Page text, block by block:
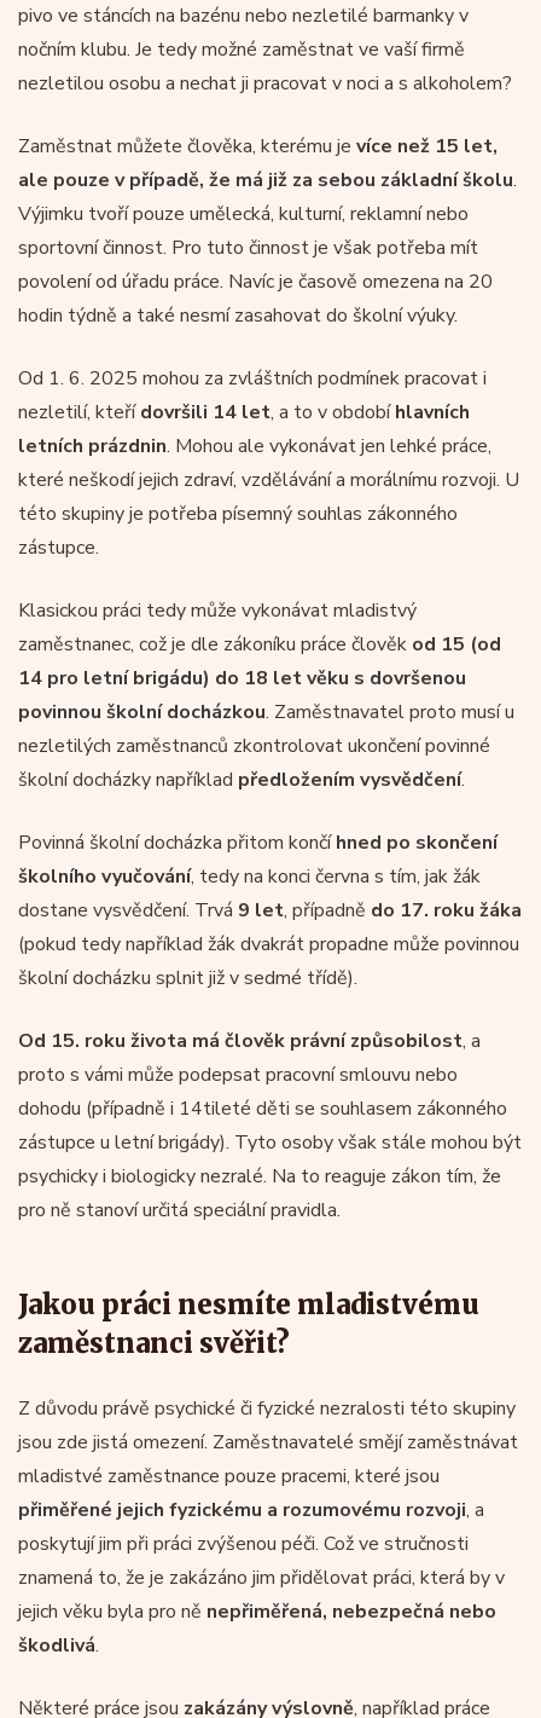
pivo ve stáncích na bazénu nebo nezletilé barmanky v
nočním klubu. Je tedy možné zaměstnat ve vaší firmě
nezletilou osobu a nechat ji pracovat v noci a s alkoholem?
Zaměstnat můžete člověka, kterému je více než 15 let,
ale pouze v případě, že má již za sebou základní školu.
Výjimku tvoří pouze umělecká, kulturní, reklamní nebo
sportovní činnost. Pro tuto činnost je však potřeba mít
povolení od úřadu práce. Navíc je časově omezena na 20
hodin týdně a také nesmí zasahovat do školní výuky.
Od 1. 6. 2025 mohou za zvláštních podmínek pracovat i
nezletilí, kteřídovršili 14 let, a to v obdobíhlavních
letních prázdnin. Mohou ale vykonávat jen lehké práce,
které neškodí jejich zdraví, vzdělávání a morálnímu rozvoji. U
této skupiny je potřeba písemný souhlas zákonného
zástupce.
Klasickou práci tedy může vykonávat mladistvý
zaměstnanec, což je dle zákoníku práce člověk od 15 (od
14 pro letní brigádu) do 18 let věku s dovršenou
povinnou školní docházkou. Zaměstnavatel proto musí u
nezletilých zaměstnanců zkontrolovat ukončení povinné
školní docházky například předložením vysvědčení.
Povinná školní docházka přitom končíhned po skončení
školního vyučování, tedy na konci června s tím, jak žák
dostane vysvědčení. Trvá 9 let, případně do 17. roku žáka
(pokud tedy například žák dvakrát propadne může povinnou
školní docházku splnit již v sedmé třídě).
Od 15. roku života má člověk právní způsobilost, a
proto s vámi může podepsat pracovní smlouvu nebo
dohodu (případně i 14tileté děti se souhlasem zákonného
zástupce u letní brigády). Tyto osoby však stále mohou být
psychicky i biologicky nezralé. Na to reaguje zákon tím, že
pro ně stanoví určitá speciální pravidla.
Jakou práci nesmíte mladistvému
zaměstnanci svěřit?
Z důvodu právě psychické či fyzické nezralosti této skupiny
jsou zde jistá omezení. Zaměstnavatelé smějí zaměstnávat
mladistvé zaměstnance pouze pracemi, které jsou
přiměřené jejich fyzickému a rozumovému rozvoji, a
poskytují jim při práci zvýšenou péči. Což ve stručnosti
znamená to, že je zakázáno jim přidělovat práci, která by v
jejich věku byla pro ně nepřiměřená, nebezpečná nebo
škodlivá.
Některé práce jsou zakázány výslovně, například práce